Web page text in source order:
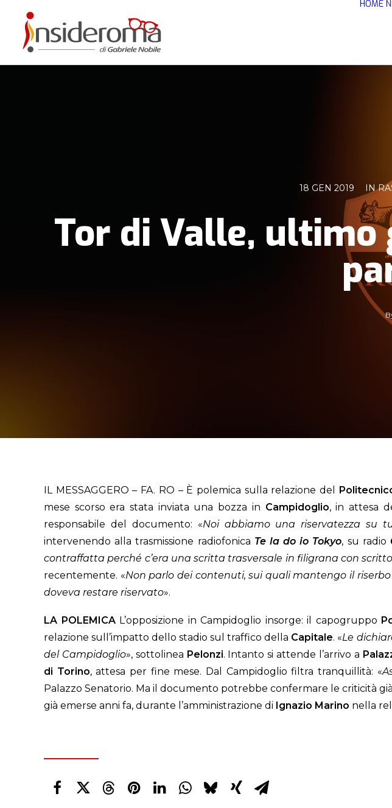
HOME
18 GEN 2019 IN
Tor di Valle,
IL MESSAGGERO – FA. RO – È polemica sulla relazione del
mese scorso era stata inviata una bozza in Campidoglio, in attesa
responsabile del documento: «Noi abbiamo una riservatezza su
intervenendo alla trasmissione radiofonica Te la do io Tokyo, su radio
contraffatta perché c’era una scritta trasversale in filigrana con
recentemente. «Non parlo dei contenuti, sui quali mantengo il riserbo
doveva restare riservato».
LA POLEMICA L’opposizione in Campidoglio insorge: il capogruppo
relazione sull’impatto dello stadio sul traffico della Capitale. «Le
del Campidoglio», sottolinea Pelonzi. Intanto si attende l’arrivo a
di Torino, attesa per fine mese. Dal Campidoglio filtra tranquillità: «
Palazzo Senatorio. Ma il documento potrebbe confermare le criticità
già emerse anni fa, durante l’amministrazione di Ignazio Marino nella